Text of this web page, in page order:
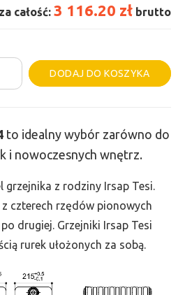
całość: 3 116.20 zł brutto
DODAJ DO KOSZYKA
to idealny wybór zarówno do
i nowoczesnych wnętrz.
grzejnika z rodziny Irsap Tesi.
czterech rzędów pionowych
drugiej. Grzejniki Irsap Tesi
rurek ułożonych za sobą.